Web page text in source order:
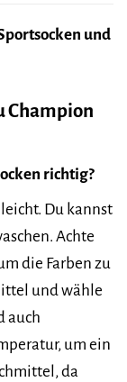
und
Champion
richtig?
Du kannst
Achte
die Farben zu
und wähle
auch
um ein
da